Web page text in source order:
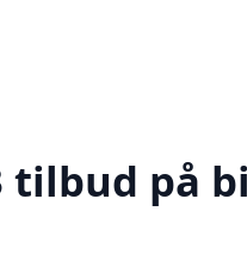
tilbud på